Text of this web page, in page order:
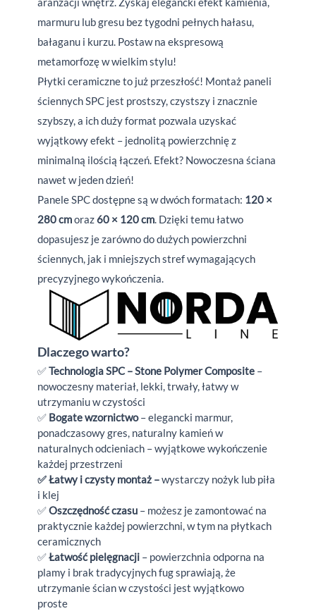
aranżacji wnętrz. Zyskaj elegancki efekt kamienia,
marmuru lub gresu bez tygodni pełnych hałasu,
bałaganu i kurzu. Postaw na ekspresową
metamorfozę w wielkim stylu!
Płytki ceramiczne to już przeszłość! Montaż paneli
ściennych SPC jest prostszy, czystszy i znacznie
szybszy, a ich duży format pozwala uzyskać
wyjątkowy efekt – jednolitą powierzchnię z
minimalną ilością łączeń. Efekt? Nowoczesna ściana
nawet w jeden dzień!
Panele SPC dostępne są w dwóch formatach: 120 ×
280 cmoraz60 × 120 cm. Dzięki temu łatwo
dopasujesz je zarówno do dużych powierzchni
ściennych, jak i mniejszych stref wymagających
precyzyjnego wykończenia.
Dlaczego warto?
✅Technologia SPC – Stone Polymer Composite –
nowoczesny materiał, lekki, trwały, łatwy w
utrzymaniu w czystości
✅ Bogate wzornictwo– elegancki marmur,
ponadczasowy gres, naturalny kamień w
naturalnych odcieniach – wyjątkowe wykończenie
każdej przestrzeni
✅ Łatwy i czysty montaż –wystarczy nożyk lub piła
i klej
✅Oszczędność czasu – możesz je zamontować na
praktycznie każdej powierzchni, w tym na płytkach
ceramicznych
✅Łatwość pielęgnacji – powierzchnia odporna na
plamy i brak tradycyjnych fug sprawiają, że
utrzymanie ścian w czystości jest wyjątkowo
proste